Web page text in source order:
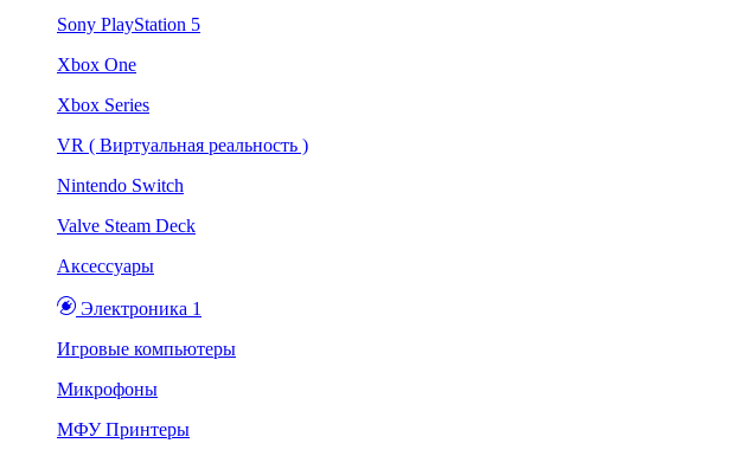
Sony PlayStation 5
Xbox One
Xbox Series
VR ( Виртуальная реальность )
Nintendo Switch
Valve Steam Deck
Аксессуары
Электроника 1
Игровые компьютеры
Микрофоны
МФУ Принтеры